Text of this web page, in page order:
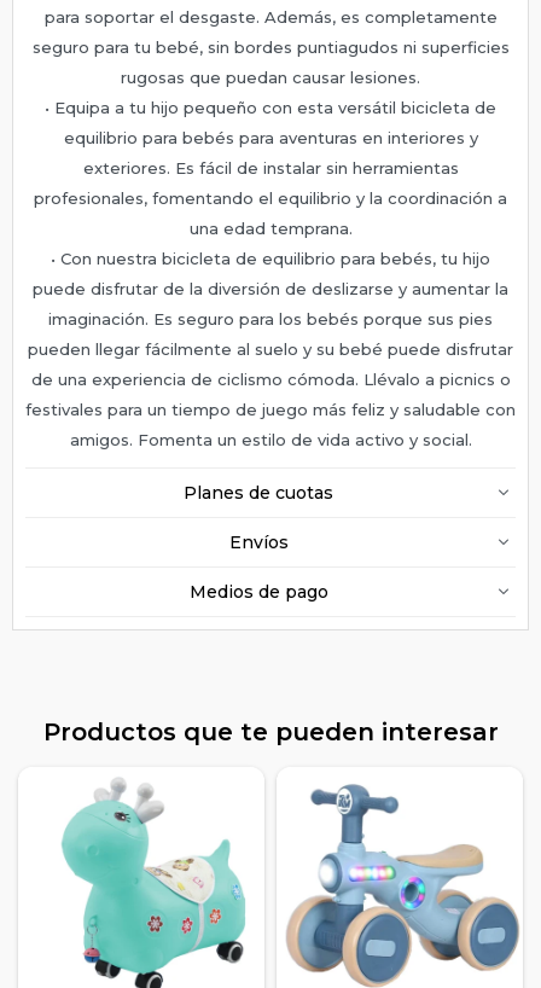
para soportar el desgaste. Además, es completamente
seguro para tu bebé, sin bordes puntiagudos ni superficies
rugosas que puedan causar lesiones.
• Equipa a tu hijo pequeño con esta versátil bicicleta de
equilibrio para bebés para aventuras en interiores y
exteriores. Es fácil de instalar sin herramientas
profesionales, fomentando el equilibrio y la coordinación a
una edad temprana.
• Con nuestra bicicleta de equilibrio para bebés, tu hijo
puede disfrutar de la diversión de deslizarse y aumentar la
imaginación. Es seguro para los bebés porque sus pies
pueden llegar fácilmente al suelo y su bebé puede disfrutar
de una experiencia de ciclismo cómoda. Llévalo a picnics o
festivales para un tiempo de juego más feliz y saludable con
amigos. Fomenta un estilo de vida activo y social.
Planes de cuotas
Envíos
Medios de pago
Productos que te pueden interesar